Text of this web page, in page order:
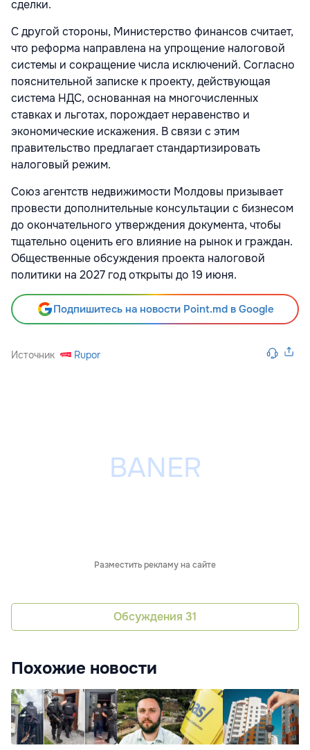
сделки.
С другой стороны, Министерство финансов считает,
что реформа направлена на упрощение налоговой
системы и сокращение числа исключений. Согласно
пояснительной записке к проекту, действующая
система НДС, основанная на многочисленных
ставках и льготах, порождает неравенство и
экономические искажения. В связи с этим
правительство предлагает стандартизировать
налоговый режим.
Союз агентств недвижимости Молдовы призывает
провести дополнительные консультации с бизнесом
до окончательного утверждения документа, чтобы
тщательно оценить его влияние на рынок и граждан.
Общественные обсуждения проекта налоговой
политики на 2027 год открыты до 19 июня.
Подпишитесь на новости Point.md в Google
Источник Rupor
Разместить рекламу на сайте
Обсуждения 31
Похожие новости